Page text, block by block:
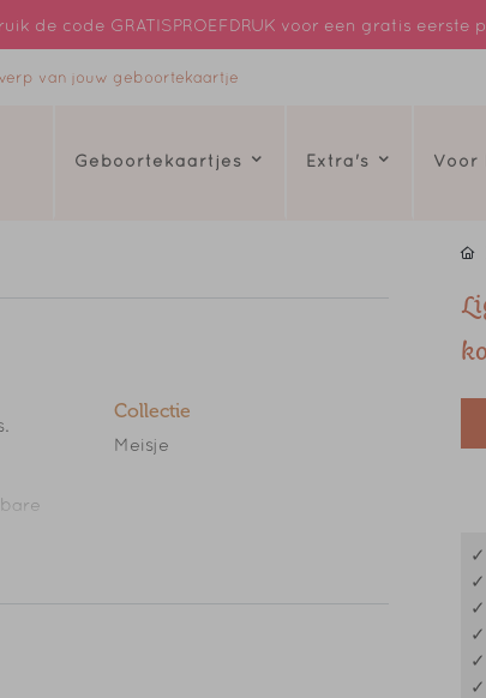
de code GRATISPROEFDRUK voor een gratis eerste
van jouw geboortekaartje
Geboortekaartjes Extra's Voor
Collectie
Meisje